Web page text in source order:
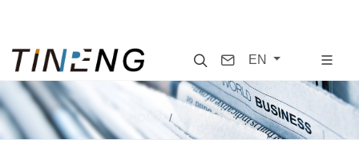
SearchContact
EN
Noticias